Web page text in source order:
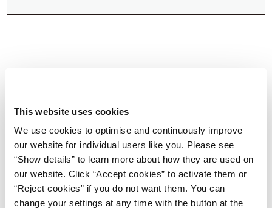
This website uses cookies
We use cookies to optimise and continuously improve
our website for individual users like you. Please see
“Show details” to learn more about how they are used on
our website. Click “Accept cookies” to activate them or
“Reject cookies” if you do not want them. You can
change your settings at any time with the button at the
Automatic
Screw Feeder
自動ネジ供給機
製品ラインアップ